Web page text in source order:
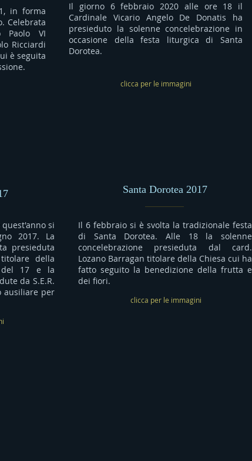
in forma
Celebrata
Paolo VI
Ricciardi
è seguita
Il giorno 6 febbraio 2020 alle ore 18 il
Cardinale Vicario Angelo De Donatis ha
presieduto la solenne concelebrazione in
occasione della festa liturgica di Santa
Dorotea.
clicca per le immagini
si
2017. La
presieduta
della
del 17 e la
da S.E.R.
ausiliare per
Santa Dorotea 2017
Il 6 febbraio si è svolta la tradizionale festa
di Santa Dorotea. Alle 18 la solenne
concelebrazione presieduta dal card.
Lozano Barragan titolare della Chiesa cui ha
fatto seguito la benedizione della frutta e
dei fiori.
clicca per le immagini